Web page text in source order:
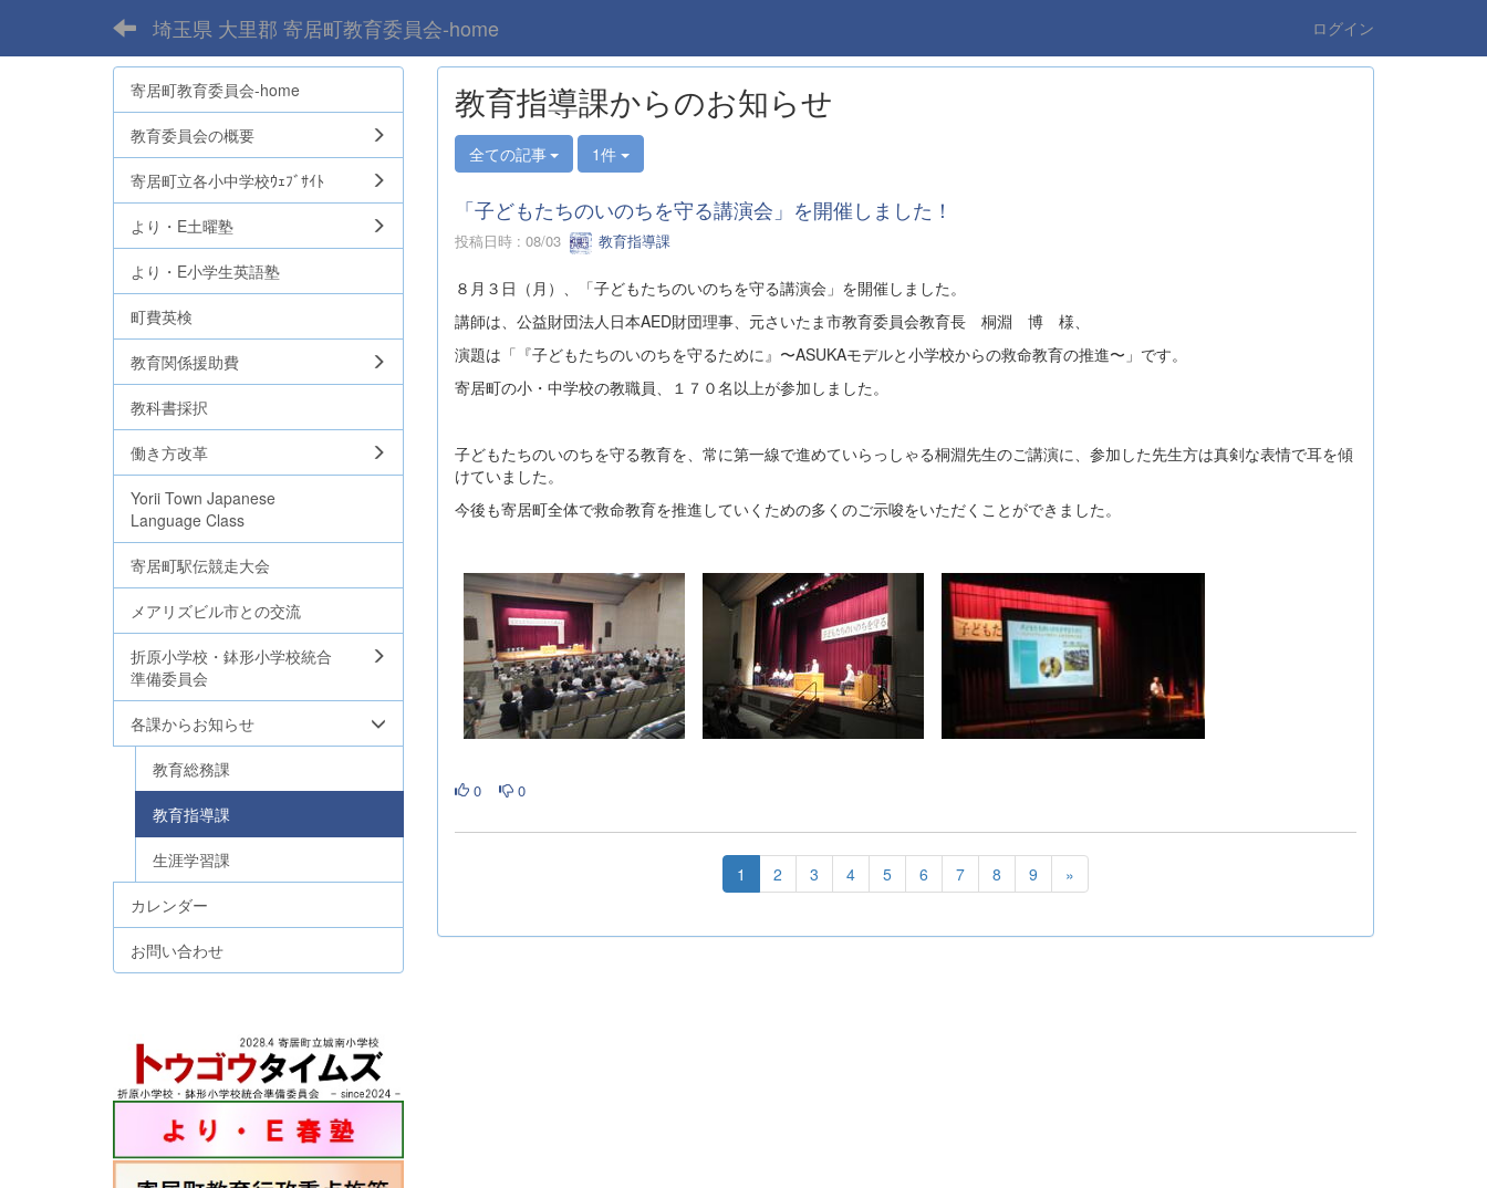
埼玉県 大里郡 寄居町教育委員会-home ログイン
教育指導課からのお知らせ
全ての記事 1件
「子どもたちのいのちを守る講演会」を開催しました！
投稿日時 : 08/03 教育指導課
８月３日（月）、「子どもたちのいのちを守る講演会」を開催しました。
講師は、公益財団法人日本AED財団理事、元さいたま市教育委員会教育長 桐淵 博 様、
演題は「『子どもたちのいのちを守るために』〜ASUKAモデルと小学校からの救命教育の推進〜」です。
寄居町の小・中学校の教職員、１７０名以上が参加しました。
子どもたちのいのちを守る教育を、常に第一線で進めていらっしゃる桐淵先生のご講演に、参加した先生方は真剣な表情で耳を傾
けていました。
今後も寄居町全体で救命教育を推進していくための多くのご示唆をいただくことができました。
0 0
1 2 3 4 5 6 7 8 9 »
寄居町教育委員会-home
教育委員会の概要
寄居町立各小中学校ｳｪﾌﾞｻｲﾄ
より・E土曜塾
より・E小学生英語塾
町費英検
教育関係援助費
教科書採択
働き方改革
Yorii Town Japanese
Language Class
寄居町駅伝競走大会
メアリズビル市との交流
折原小学校・鉢形小学校統合
準備委員会
各課からお知らせ
教育総務課
教育指導課
生涯学習課
カレンダー
お問い合わせ